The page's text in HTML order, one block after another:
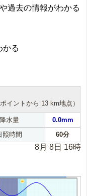
過去の情報がわかる
かる
ポイントから 13 km地点）
降水量
0.0mm
照時間 60分
8月 8日 16時